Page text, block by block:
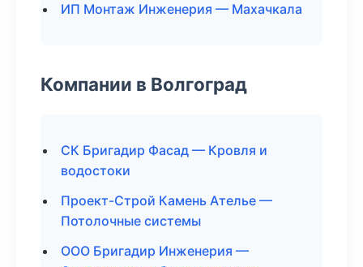
ИП Монтаж Инженерия — Махачкала
Компании в Волгоград
СК Бригадир Фасад — Кровля и
водостоки
Проект-Строй Камень Ателье —
Потолочные системы
ООО Бригадир Инженерия —